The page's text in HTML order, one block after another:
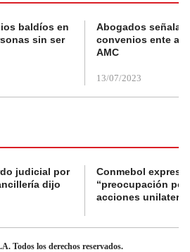
baldíos en
sin ser
Abogados
convenios ente
AMC
13/07/2023
judicial por
dijo
Conmebol expresó
“preocupación
acciones
Todos los derechos reservados.